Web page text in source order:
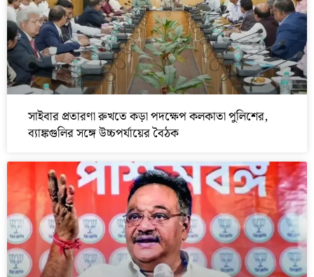
সাইবার প্রতারণা রুখতে কড়া পদক্ষেপ কলকাতা পুলিশের,
ব্যাঙ্কগুলির সঙ্গে উচ্চপর্যায়ের বৈঠক